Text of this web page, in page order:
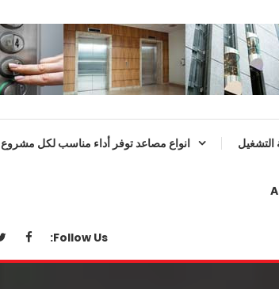
انواع مصاعد توفر أداء مناسب لكل مشروع
Follow Us: